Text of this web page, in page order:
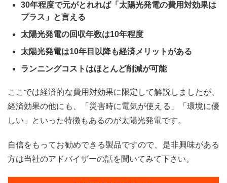
30年程度で元がとれれば「太陽光発電の費用対効果は
プラス」と言える
太陽光発電の回収年数は10年程度
太陽光発電は10年目以降も経済メリットがある
ランニングコストはほとんど削減が可能
ここでは経済的な費用対効果に限定して解説しましたが、
経済効果の他にも、「災害時に電気が使える」「環境に優
しい」といった特徴もあるのが太陽光発電です。
自信をもってお勧めできる製品ですので、是非興味がある
方は当社のアドバイザーの話を聞いてみて下さい。